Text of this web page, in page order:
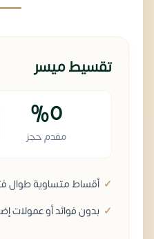
تقسيط ميسر
%0
مقدم حجز
أقساط متساوية طوال
بدون فوائد أو عمولات